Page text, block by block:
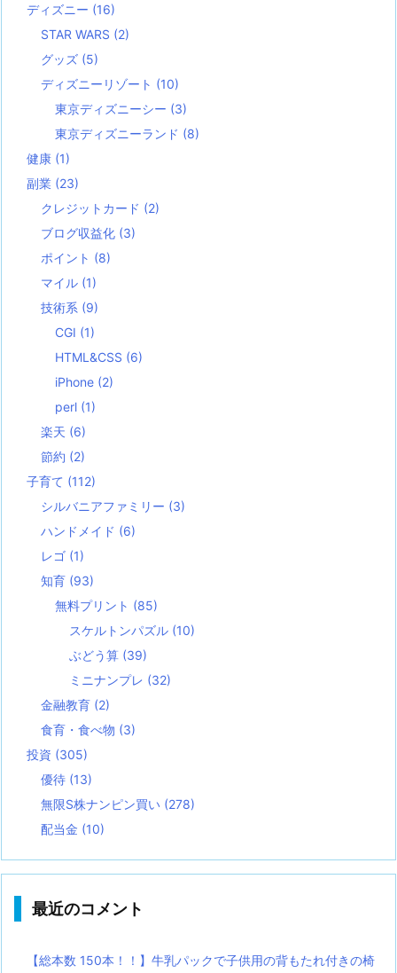
ディズニー (16)
STAR WARS (2)
グッズ (5)
ディズニーリゾート (10)
東京ディズニーシー (3)
東京ディズニーランド (8)
健康 (1)
副業 (23)
クレジットカード (2)
ブログ収益化 (3)
ポイント (8)
マイル (1)
技術系 (9)
CGI (1)
HTML&CSS (6)
iPhone (2)
perl (1)
楽天 (6)
節約 (2)
子育て (112)
シルバニアファミリー (3)
ハンドメイド (6)
レゴ (1)
知育 (93)
無料プリント (85)
スケルトンパズル (10)
ぶどう算 (39)
ミニナンプレ (32)
金融教育 (2)
食育・食べ物 (3)
投資 (305)
優待 (13)
無限S株ナンピン買い (278)
配当金 (10)
最近のコメント
【総本数 150本！！】牛乳パックで子供用の背もたれ付きの椅